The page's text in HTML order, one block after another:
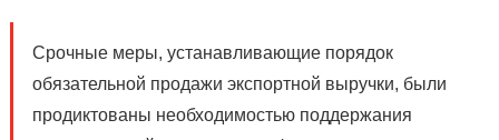
Срочные меры, устанавливающие порядок
обязательной продажи экспортной выручки, были
продиктованы необходимостью поддержания